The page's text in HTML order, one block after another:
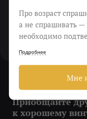
Крепость
Приобщайте
к хорошему
Про возраст
а не спрашивать —
необходимо
Подробнее
Мне